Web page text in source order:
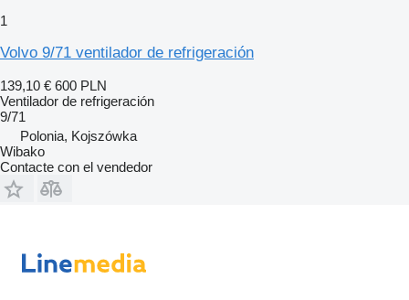
1
Volvo 9/71 ventilador de refrigeración
139,10 € 600 PLN
Ventilador de refrigeración
9/71
Polonia, Kojszówka
Wibako
Contacte con el vendedor